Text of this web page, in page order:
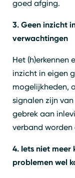
goed afging.
3. Geen inzicht
verwachtingen
Het (h)erkennen
inzicht in eigen
mogelijkheden,
signalen zijn
gebrek aan
verband worden
4. Iets niet
problemen wel